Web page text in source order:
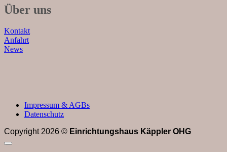
Über uns
Kontakt
Anfahrt
News
Impressum & AGBs
Datenschutz
Copyright 2026 © Einrichtungshaus Käppler OHG